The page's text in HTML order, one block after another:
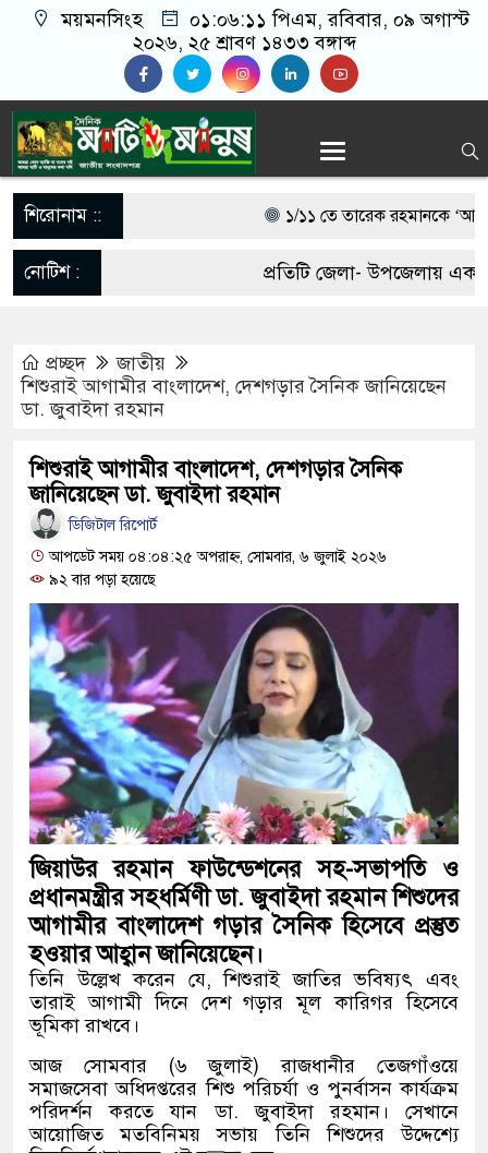
ময়মনসিংহ ০১:০৬:১২ পিএম, রবিবার, ০৯ অগাস্ট
২০২৬, ২৫ শ্রাবণ ১৪৩৩ বঙ্গাব্দ
শিরোনাম :: ১/১১ তে তারেক রহমানকে
চিফ প্রসিকিউটর
সরকারের কাজে কোনো গাফিলতি
মিয়ানমার সীমান্ত থেকে ৪০
নেত্রকোনায় অগ্নিকাণ্ডে ক্ষতিগ্রস্ত
একটি চিঠিই বদলে দিল ৫ম শ্রেণির
শাস্তির বদলে সাভারের ওসি পদে
ক্ষোভে ফেটে পড়েছে মেহেরপুরবাসী
দিনাজপুর পলিটেকনিক
নিবন্ধনের আনুষ্ঠানিক উদ্বোধন
পূর্বধলায় কেন্দ্রীয় মন্দিরের ৭১
পরিচিতি সভায় দায়িত্ব হস্তান্তর
নোটিশ :
প্রতিটি জেলা- উপজেলায় একজন
প্রচ্ছদ
জাতীয়
শিশুরাই আগামীর বাংলাদেশ, দেশগড়ার সৈনিক জানিয়েছেন
ডা. জুবাইদা রহমান
শিশুরাই আগামীর বাংলাদেশ, দেশগড়ার সৈনিক
জানিয়েছেন ডা. জুবাইদা রহমান
ডিজিটাল রিপোর্ট
আপডেট সময় ০৪:০৪:২৫ অপরাহ্ন, সোমবার, ৬ জুলাই ২০২৬
৯২ বার পড়া হয়েছে
জিয়াউর রহমান ফাউন্ডেশনের সহ-সভাপতি ও
প্রধানমন্ত্রীর সহধর্মিণী ডা. জুবাইদা রহমান শিশুদের
আগামীর বাংলাদেশ গড়ার সৈনিক হিসেবে প্রস্তুত
হওয়ার আহ্বান জানিয়েছেন।
তিনি উল্লেখ করেন যে, শিশুরাই জাতির ভবিষ্যৎ এবং
তারাই আগামী দিনে দেশ গড়ার মূল কারিগর হিসেবে
ভূমিকা রাখবে।
আজ সোমবার (৬ জুলাই) রাজধানীর তেজগাঁওয়ে
সমাজসেবা অধিদপ্তরের শিশু পরিচর্যা ও পুনর্বাসন কার্যক্রম
পরিদর্শন করতে যান ডা. জুবাইদা রহমান। সেখানে
আয়োজিত মতবিনিময় সভায় তিনি শিশুদের উদ্দেশ্যে